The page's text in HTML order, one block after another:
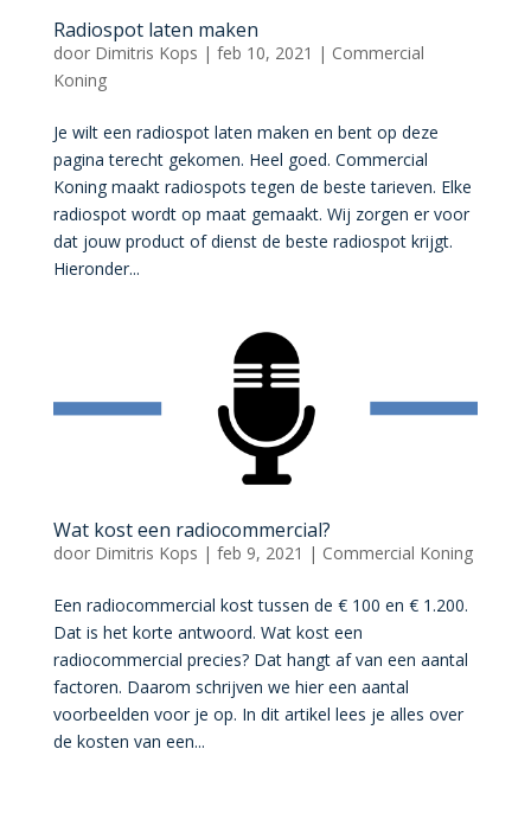
Radiospot laten maken
door Dimitris Kops | feb 10, 2021 | Commercial
Koning
Je wilt een radiospot laten maken en bent op deze
pagina terecht gekomen. Heel goed. Commercial
Koning maakt radiospots tegen de beste tarieven. Elke
radiospot wordt op maat gemaakt. Wij zorgen er voor
dat jouw product of dienst de beste radiospot krijgt.
Hieronder...
Wat kost een radiocommercial?
door Dimitris Kops | feb 9, 2021 | Commercial Koning
Een radiocommercial kost tussen de € 100 en € 1.200.
Dat is het korte antwoord. Wat kost een
radiocommercial precies? Dat hangt af van een aantal
factoren. Daarom schrijven we hier een aantal
voorbeelden voor je op. In dit artikel lees je alles over
de kosten van een...